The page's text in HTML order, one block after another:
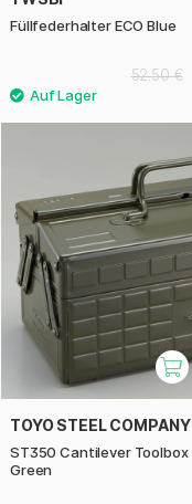
Füllfederhalter ECO Blue
52.50 €
TOYO STEEL COMPANY
ST350 Cantilever Toolbox
Green